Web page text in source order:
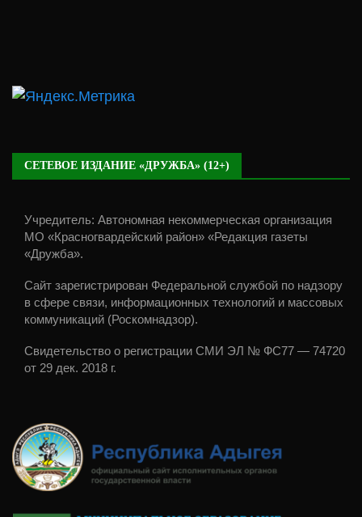
СЕТЕВОЕ ИЗДАНИЕ «ДРУЖБА» (12+)
Учредитель: Автономная некоммерческая организация
МО «Красногвардейский район» «Редакция газеты
«Дружба».
Сайт зарегистрирован Федеральной службой по надзору
в сфере связи, информационных технологий и массовых
коммуникаций (Роскомнадзор).
Свидетельство о регистрации СМИ ЭЛ № ФС77 — 74720
от 29 дек. 2018 г.